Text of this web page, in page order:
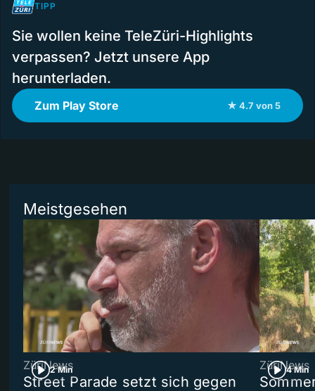
TIPP
Sie wollen keine TeleZüri-Highlights
verpassen? Jetzt unsere App
herunterladen.
Zum Play Store ★ 4.7 von 5
Meistgesehen
2 Min
ZüriNews
Street Parade setzt sich gegen
4 Min
ZüriNews